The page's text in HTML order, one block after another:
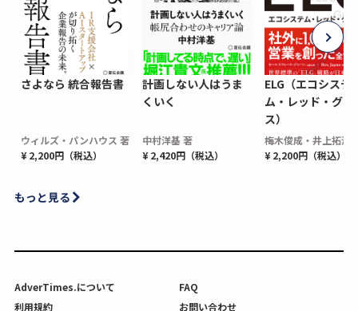
さよなら 統合報告書
ウィルズ・パンハウス 著
¥ 2,200円（税込）
計画しない人はうま
くいく
中村洋基 著
¥ 2,420円（税込）
ELG（エコシステ
ム・レッド・グロ
ス）
梅木俊成・井上拓海
¥ 2,200円（税込）
もっと見る
AdverTimes.について
FAQ
利用規約
お問い合わせ